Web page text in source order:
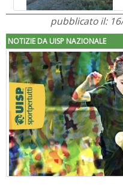
pubblicato il:
NOTIZIE DA UISP NAZIONALE